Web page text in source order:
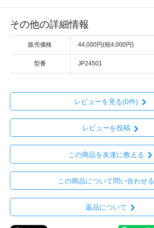
その他の詳細情報
販売価格 44,000円(税4,000円)
型番 JP24501
レビューを見る(0件)
レビューを投稿
この商品を友達に教える
この商品について問い合わせる
返品について